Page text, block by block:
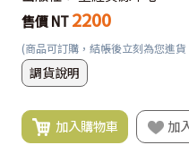
售價 NT 2200
(商品可訂購，結帳後立刻為您進
調貨說明
加入購物車 加